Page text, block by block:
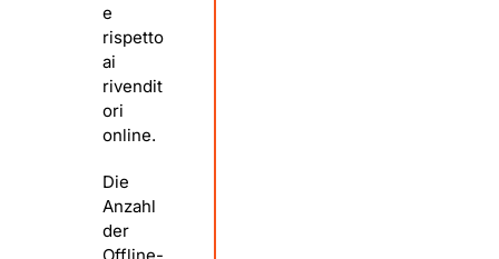
e
rispetto
ai
rivendit
ori
online.
Die
Anzahl
der